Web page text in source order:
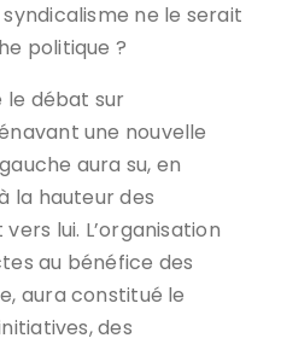
ne le serait
politique ?
le débat sur
une nouvelle
aura su, en
la hauteur des
lui. L’organisation
au bénéfice des
aura constitué le
des